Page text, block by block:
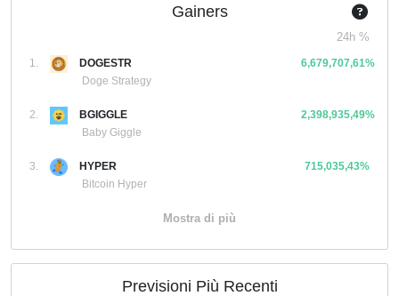
Gainers
24h %
1.
DOGESTR
Doge Strategy
6,679,707,61%
2.
BGIGGLE
Baby Giggle
2,398,935,49%
3.
HYPER
Bitcoin Hyper
715,035,43%
Mostra di più
Previsioni Più Recenti